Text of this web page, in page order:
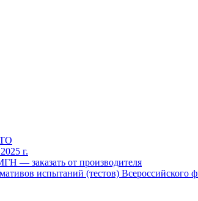
г.
— заказать от производителя
испытаний (тестов) Всероссийского